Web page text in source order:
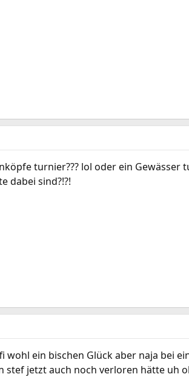
turnier??? lol oder ein Gewässer
dabei sind?!?!
wohl ein bischen Glück aber naja bei
stef jetzt auch noch verloren hätte uh